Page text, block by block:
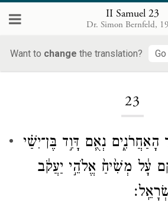
II Samuel 23
Dr. Simon Bernfeld,
Want to change the translation?
23
הָאַחֲרֹנִ֑ים נְאֻ֧ם דָּוִ֣ד בֶּן־יִשַׁ֗י
עָ֔ל מְשִׁ֙יחַ֙ אֱלֹהֵ֣י יַעֲקֹ֔ב